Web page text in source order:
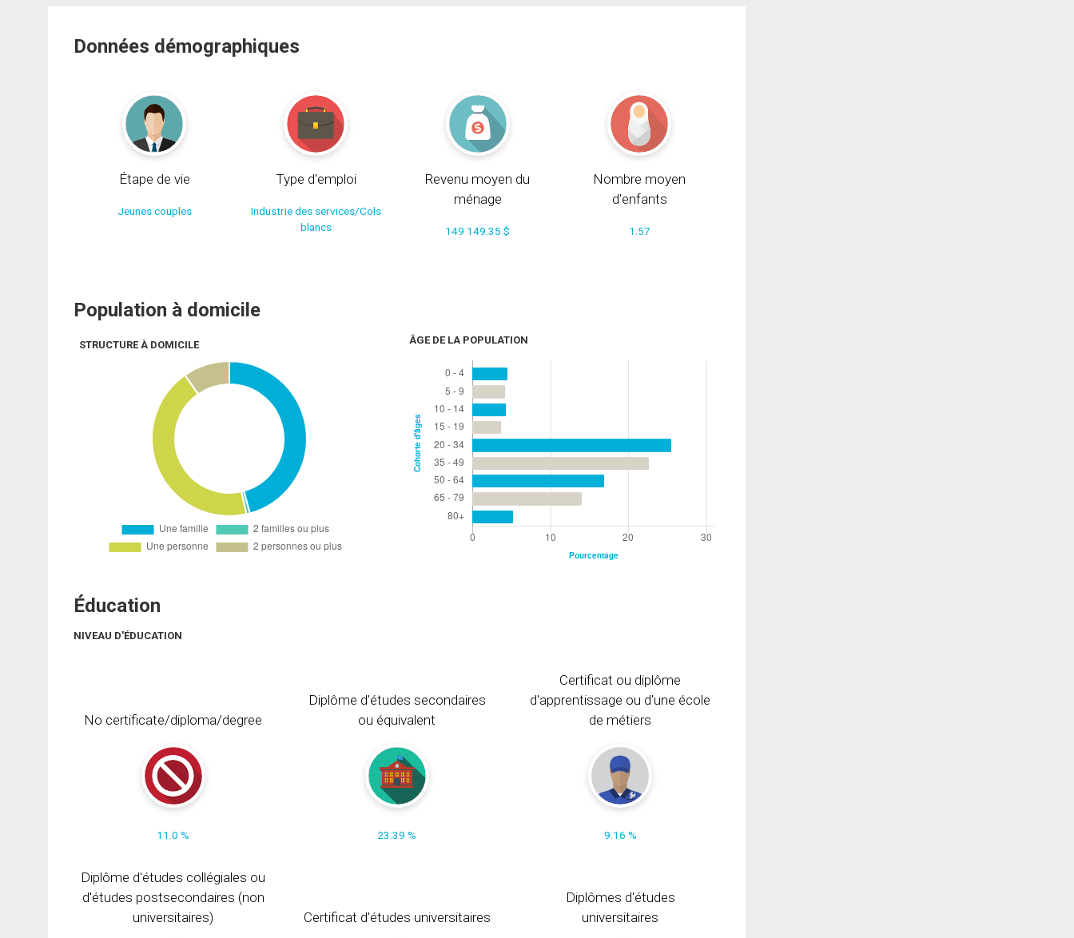
Données démographiques
Étape de vie
Jeunes couples
Type d'emploi
Industrie des services/Cols
blancs
Revenu moyen du
ménage
149 149.35 $
Nombre moyen
d'enfants
1.57
Population à domicile
STRUCTURE À DOMICILE ÂGE DE LA POPULATION
Éducation
NIVEAU D'ÉDUCATION
No certificate/diploma/degree
11.0 %
Diplôme d'études secondaires
ou équivalent
23.39 %
Certificat ou diplôme
d'apprentissage ou d'une école
de métiers
9.16 %
Diplôme d'études collégiales ou
d'études postsecondaires (non
universitaires)
Certificat d'études universitaires
Diplômes d'études
universitaires